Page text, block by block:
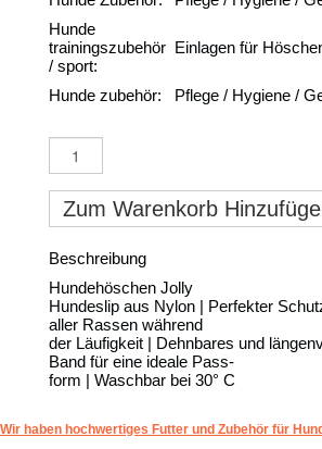
Hunde
trainingszubehör
/ sport:
Einlagen für
Hunde zubehör: Pflege / Hygiene /
Zum Warenkorb
Beschreibung
Hundehöschen Jolly
Hundeslip aus Nylon | Perfekter
aller Rassen während
der Läufigkeit | Dehnbares und
Band für eine ideale Pass-
form | Waschbar bei 30° C
Wir haben hochwertiges Futter und Zubehör für